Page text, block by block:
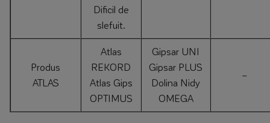
Dificil de
slefuit.
Produs
ATLAS
Atlas
REKORD
Atlas Gips
OPTIMUS
Gipsar UNI
Gipsar PLUS
Dolina Nidy
OMEGA
–